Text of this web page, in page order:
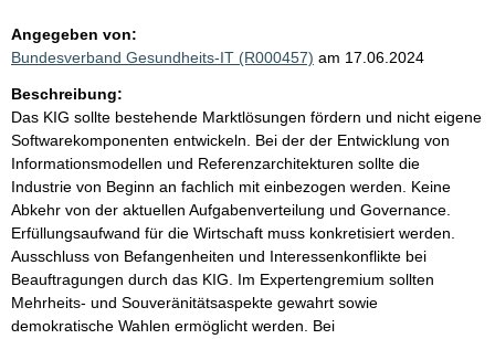
Angegeben von:
Bundesverband Gesundheits-IT (R000457) am 17.06.2024
Beschreibung:
Das KIG sollte bestehende Marktlösungen fördern und nicht eigene
Softwarekomponenten entwickeln. Bei der der Entwicklung von
Informationsmodellen und Referenzarchitekturen sollte die
Industrie von Beginn an fachlich mit einbezogen werden. Keine
Abkehr von der aktuellen Aufgabenverteilung und Governance.
Erfüllungsaufwand für die Wirtschaft muss konkretisiert werden.
Ausschluss von Befangenheiten und Interessenkonflikte bei
Beauftragungen durch das KIG. Im Expertengremium sollten
Mehrheits- und Souveränitätsaspekte gewahrt sowie
demokratische Wahlen ermöglicht werden. Bei